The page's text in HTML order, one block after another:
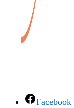
Facebook